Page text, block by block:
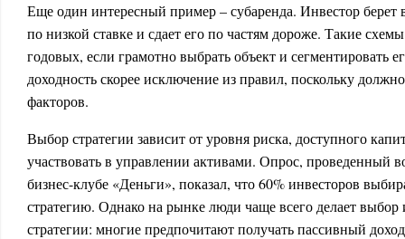
Еще один интересный пример – субаренда. Инвестор
по низкой ставке и сдает его по частям дороже. Такие
годовых, если грамотно выбрать объект и сегментировать
доходность скорее исключение из правил, поскольку
факторов.
Выбор стратегии зависит от уровня риска, доступного
участвовать в управлении активами. Опрос, проведенный
бизнес-клубе «Деньги», показал, что 60% инвесторов
стратегию. Однако на рынке люди чаще всего делает
стратегии: многие предпочитают получать пассивный